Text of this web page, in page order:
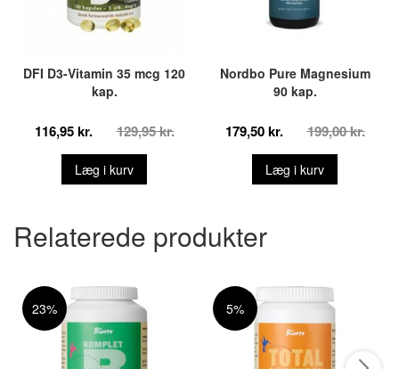
DFI D3-Vitamin 35 mcg 120
kap.
116,95 kr. 129,95 kr.
Læg i kurv
Nordbo Pure Magnesium
90 kap.
179,50 kr. 199,00 kr.
Læg i kurv
Relaterede produkter
23% 5%